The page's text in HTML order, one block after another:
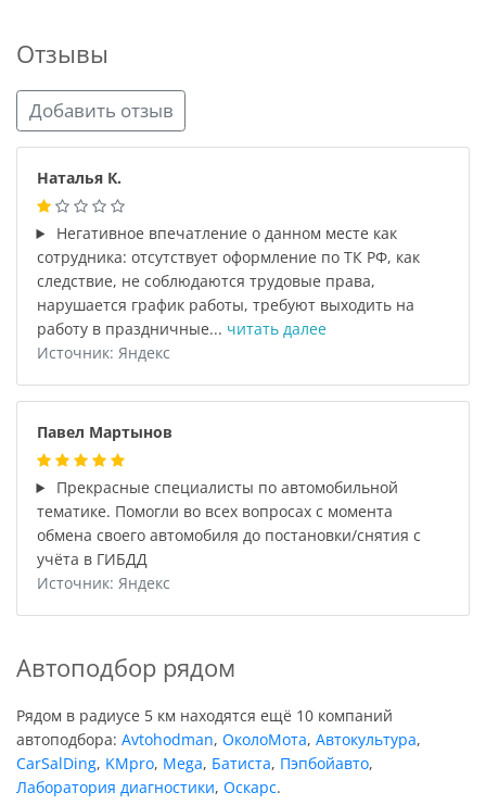
Отзывы
Добавить отзыв
Наталья К.
Негативное впечатление о данном месте как
сотрудника: отсутствует оформление по ТК РФ, как
следствие, не соблюдаются трудовые права,
нарушается график работы, требуют выходить на
работу в праздничные... читать далее
Источник: Яндекс
Павел Мартынов
Прекрасные специалисты по автомобильной
тематике. Помогли во всех вопросах с момента
обмена своего автомобиля до постановки/снятия с
учёта в ГИБДД
Источник: Яндекс
Автоподбор рядом
Рядом в радиусе 5 км находятся ещё 10 компаний
автоподбора: Avtohodman, ОколоМота, Автокультура,
CarSalDing, KMpro, Mega, Батиста, Пэпбойавто,
Лаборатория диагностики, Оскарс.